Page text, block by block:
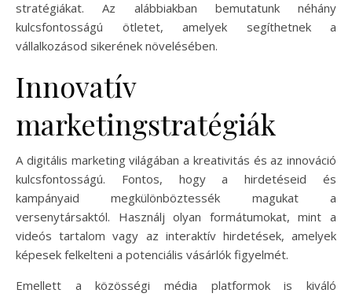
stratégiákat. Az alábbiakban bemutatunk néhány
kulcsfontosságú ötletet, amelyek segíthetnek a
vállalkozásod sikerének növelésében.
Innovatív
marketingstratégiák
A digitális marketing világában a kreativitás és az innováció
kulcsfontosságú. Fontos, hogy a hirdetéseid és
kampányaid megkülönböztessék magukat a
versenytársaktól. Használj olyan formátumokat, mint a
videós tartalom vagy az interaktív hirdetések, amelyek
képesek felkelteni a potenciális vásárlók figyelmét.
Emellett a közösségi média platformok is kiváló